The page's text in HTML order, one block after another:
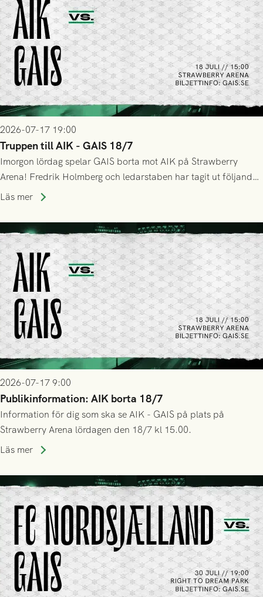
2026-07-17 19:00
Truppen till AIK - GAIS 18/7
Imorgon lördag spelar GAIS borta mot AIK på Strawberry
Arena! Fredrik Holmberg och ledarstaben har tagit ut följande
trupp till matchen:
Läs mer
2026-07-17 9:00
Publikinformation: AIK borta 18/7
Information för dig som ska se AIK - GAIS på plats på
Strawberry Arena lördagen den 18/7 kl 15.00.
Läs mer